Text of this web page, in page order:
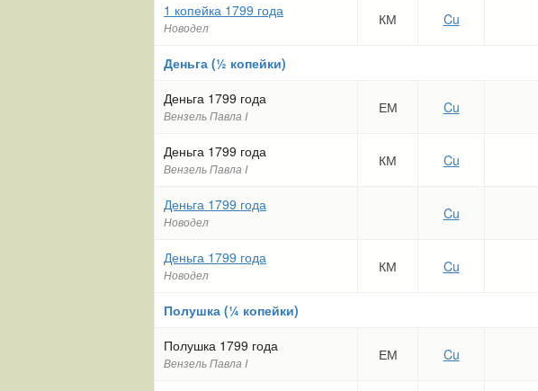
1 копейка 1799 года
Новодел КМ Cu
Деньга (½ копейки)
Деньга 1799 года
Вензель Павла I ЕМ Cu
Деньга 1799 года
Вензель Павла I КМ Cu
Деньга 1799 года
Новодел Cu
Деньга 1799 года
Новодел КМ Cu
Полушка (¼ копейки)
Полушка 1799 года
Вензель Павла I ЕМ Cu